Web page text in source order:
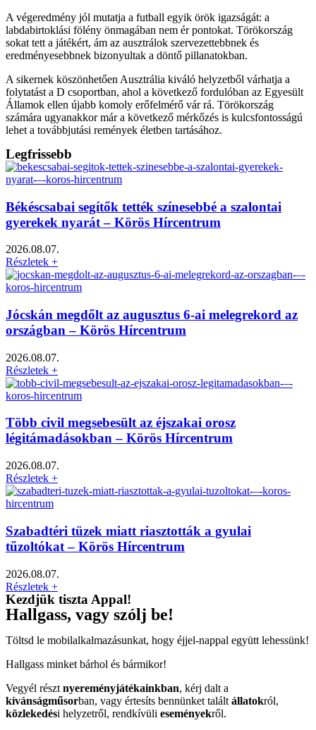
A végeredmény jól mutatja a futball egyik örök igazságát: a
labdabirtoklási fölény önmagában nem ér pontokat. Törökország
sokat tett a játékért, ám az ausztrálok szervezettebbnek és
eredményesebbnek bizonyultak a döntő pillanatokban.
A sikernek köszönhetően Ausztrália kiváló helyzetből várhatja a
folytatást a D csoportban, ahol a következő fordulóban az Egyesült
Államok ellen újabb komoly erőfelmérő vár rá. Törökország
számára ugyanakkor már a következő mérkőzés is kulcsfontosságú
lehet a továbbjutási remények életben tartásához.
Legfrissebb
Békéscsabai segítők tették színesebbé a szalontai
gyerekek nyarát – Körös Hírcentrum
2026.08.07.
Részletek +
Jócskán megdőlt az augusztus 6-ai melegrekord az
országban – Körös Hírcentrum
2026.08.07.
Részletek +
Több civil megsebesült az éjszakai orosz
légitámadásokban – Körös Hírcentrum
2026.08.07.
Részletek +
Szabadtéri tüzek miatt riasztották a gyulai
tűzoltókat – Körös Hírcentrum
2026.08.07.
Részletek +
Kezdjük tiszta Appal!
Hallgass, vagy szólj be!
Töltsd le mobilalkalmazásunkat, hogy éjjel-nappal együtt lehessünk!
Hallgass minket bárhol és bármikor!
Vegyél részt nyereményjátékainkban, kérj dalt a
kívánságműsorban, vagy értesíts bennünket talált állatokról,
közlekedési helyzetről, rendkívüli eseményekről.